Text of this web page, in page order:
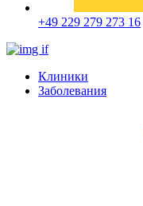
+49 229 279 273 16
Клиники
Заболевания